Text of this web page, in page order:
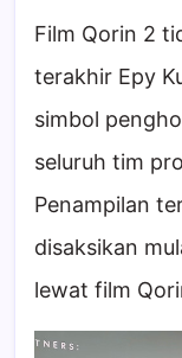
Film Qorin 2
terakhir Epy
simbol
seluruh tim
Penampilan
disaksikan
lewat film